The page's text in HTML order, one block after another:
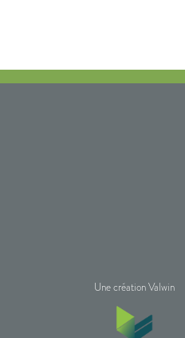
Une création Valwin